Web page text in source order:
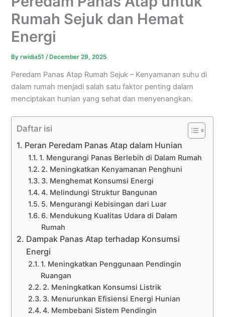
Rumah Sejuk dan Hemat
Energi
Byrwidia51 /December 29, 2025
Peredam Panas Atap Rumah Sejuk – Kenyamanan suhu di
dalam rumah menjadi salah satu faktor penting dalam
menciptakan hunian yang sehat dan menyenangkan.
Daftar isi
Peran Peredam Panas Atap dalam Hunian
1. Mengurangi Panas Berlebih di Dalam Rumah
2. Meningkatkan Kenyamanan Penghuni
3. Menghemat Konsumsi Energi
4. Melindungi Struktur Bangunan
5. Mengurangi Kebisingan dari Luar
6. Mendukung Kualitas Udara di Dalam
Rumah
Dampak Panas Atap terhadap Konsumsi
Energi
1. Meningkatkan Penggunaan Pendingin
Ruangan
2. Meningkatkan Konsumsi Listrik
3. Menurunkan Efisiensi Energi Hunian
4. Membebani Sistem Pendingin